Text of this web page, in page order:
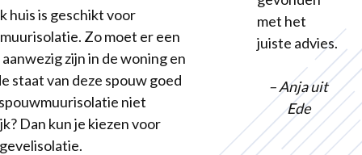
huis is geschikt voor
Zo moet er een
zijn in de woning en
staat van deze spouw goed
niet
Dan kun je kiezen voor
met het
juiste advies.
– Anja uit
Ede